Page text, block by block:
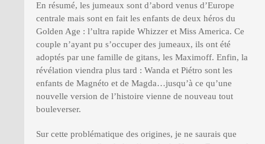
En résumé, les jumeaux sont d’abord venus d’Europe
centrale mais sont en fait les enfants de deux héros du
Golden Age : l’ultra rapide Whizzer et Miss America. Ce
couple n’ayant pu s’occuper des jumeaux, ils ont été
adoptés par une famille de gitans, les Maximoff. Enfin, la
révélation viendra plus tard : Wanda et Piétro sont les
enfants de Magnéto et de Magda…jusqu’à ce qu’une
nouvelle version de l’histoire vienne de nouveau tout
bouleverser.
Sur cette problématique des origines, je ne saurais que